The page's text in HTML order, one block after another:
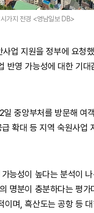
가지 전경 <영남일보 DB>
업 지원을 정부에 요청
반영 가능성에 대한 기
중앙부처를 방문해 여
확대 등 지역 숙원사업
능성이 높다는 분석이
명분이 충분하다는 평가
며, 흑산도는 공항 등